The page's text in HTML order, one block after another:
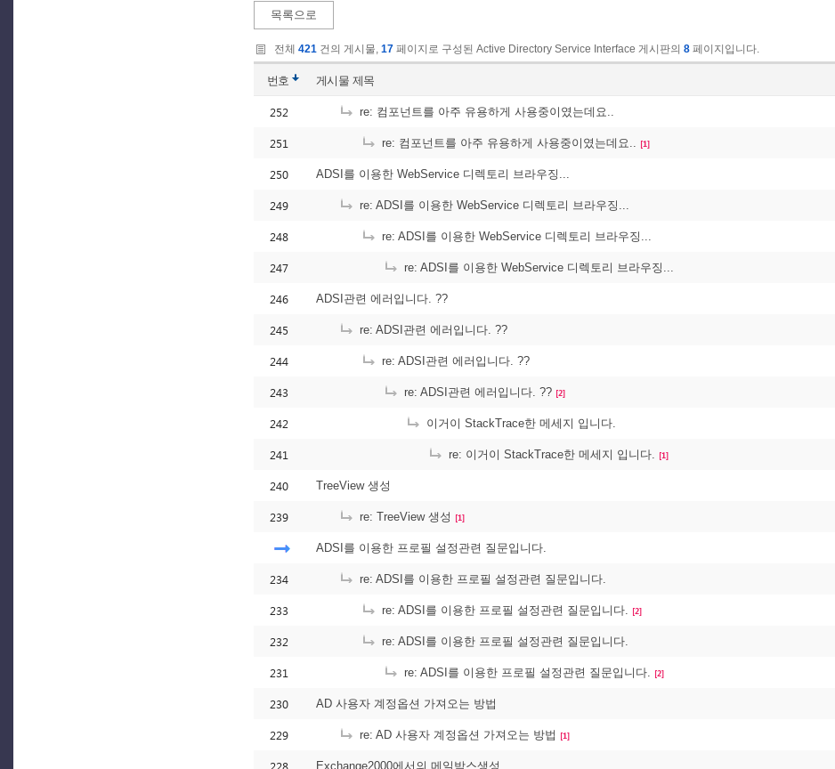
목록으로
전체 421 건의 게시물, 17 페이지로 구성된 Active Directory Service Interface 게시판의 8 페이지입니다.
번호 게시물 제목
252 re: 컴포넌트를 아주 유용하게 사용중이였는데요..
251 re: 컴포넌트를 아주 유용하게 사용중이였는데요.. [1]
250 ADSI를 이용한 WebService 디렉토리 브라우징...
249 re: ADSI를 이용한 WebService 디렉토리 브라우징...
248 re: ADSI를 이용한 WebService 디렉토리 브라우징...
247 re: ADSI를 이용한 WebService 디렉토리 브라우징...
246 ADSI관련 에러입니다. ??
245 re: ADSI관련 에러입니다. ??
244 re: ADSI관련 에러입니다. ??
243 re: ADSI관련 에러입니다. ?? [2]
242 이거이 StackTrace한 메세지 입니다.
241 re: 이거이 StackTrace한 메세지 입니다. [1]
240 TreeView 생성
239 re: TreeView 생성 [1]
ADSI를 이용한 프로필 설정관련 질문입니다.
234 re: ADSI를 이용한 프로필 설정관련 질문입니다.
233 re: ADSI를 이용한 프로필 설정관련 질문입니다. [2]
232 re: ADSI를 이용한 프로필 설정관련 질문입니다.
231 re: ADSI를 이용한 프로필 설정관련 질문입니다. [2]
230 AD 사용자 계정옵션 가져오는 방법
229 re: AD 사용자 계정옵션 가져오는 방법 [1]
228 Exchange2000에서의 메일박스생성